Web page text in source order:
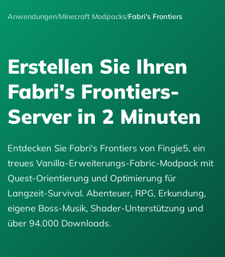
Anwendungen/Minecraft Modpacks/Fabri's Frontiers
Erstellen Sie Ihren
Fabri's Frontiers-
Server in 2 Minuten
Entdecken Sie Fabri's Frontiers von Fingie5, ein
treues Vanilla-Erweiterungs-Fabric-Modpack mit
Quest-Orientierung und Optimierung für
Langzeit-Survival. Abenteuer, RPG, Erkundung,
eigene Boss-Musik, Shader-Unterstützung und
über 94.000 Downloads.